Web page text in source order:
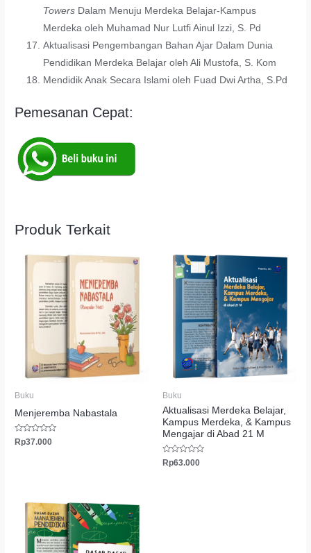
Towers Dalam Menuju Merdeka Belajar-Kampus
Merdeka oleh Muhamad Nur Lutfi Ainul Izzi, S. Pd
Aktualisasi Pengembangan Bahan Ajar Dalam Dunia
Pendidikan Merdeka Belajar oleh Ali Mustofa, S. Kom
Mendidik Anak Secara Islami oleh Fuad Dwi Artha, S.Pd
Pemesanan Cepat:
Produk Terkait
Buku
Menjeremba Nabastala
Dinilai
0
Rp37.000
Buku
Aktualisasi Merdeka Belajar,
Kampus Merdeka, & Kampus
Mengajar di Abad 21 M
Dinilai
0
Rp63.000